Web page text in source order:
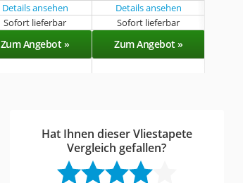
Details ansehen
Details ansehen
Sofort lieferbar Sofort lieferbar
Zum Angebot » Zum Angebot »
Hat Ihnen dieser Vliestapete
Vergleich gefallen?